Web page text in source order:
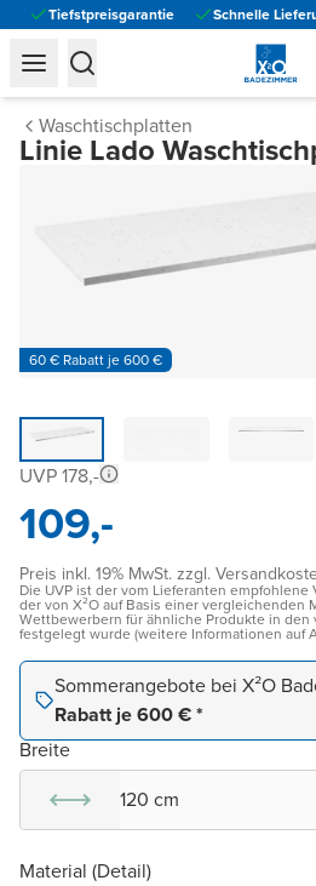
Tiefstpreisgarantie Schnelle
Waschtischplatten
Linie Lado
60 € Rabatt je 600 €
UVP 178,-
109,-
Preis inkl. 19% MwSt. zzgl.
Die UVP ist der vom Lieferanten empfohlene
der von X²O auf Basis einer vergleichenden
Wettbewerbern für ähnliche Produkte in den
festgelegt wurde (weitere Informationen auf
Sommerangebote bei X²O
Rabatt je 600 € *
Breite
120 cm
Material (Detail)